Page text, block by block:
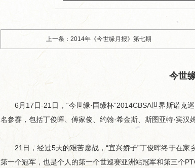
上一条：2014年《今世缘月报》第七期
今世
6月17日-21日，“今世缘·国缘杯”2014CBSA世界斯诺克
名参赛，包括丁俊晖、傅家俊、约翰·希金斯、斯图亚特·宾汉
21日，经过5天的艰苦鏖战，“宜兴娇子”丁俊晖终于在家
第一个冠军，也是个人的第一个世巡赛亚洲站冠军和第三个